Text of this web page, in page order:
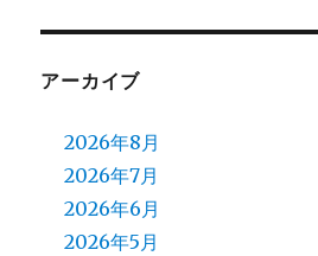
アーカイブ
2026年8月
2026年7月
2026年6月
2026年5月